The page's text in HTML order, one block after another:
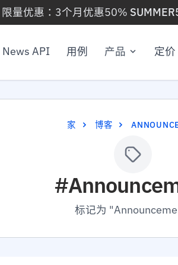
量优惠：3个月优惠50%
News API 用例 产品 定价
家 博客
标记为